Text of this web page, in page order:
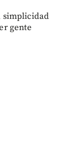
simplicidad
gente